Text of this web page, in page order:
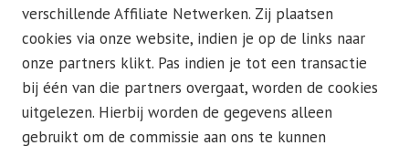
verschillende Affiliate Netwerken. Zij plaatsen
cookies via onze website, indien je op de links naar
onze partners klikt. Pas indien je tot een transactie
bij één van die partners overgaat, worden de cookies
uitgelezen. Hierbij worden de gegevens alleen
gebruikt om de commissie aan ons te kunnen